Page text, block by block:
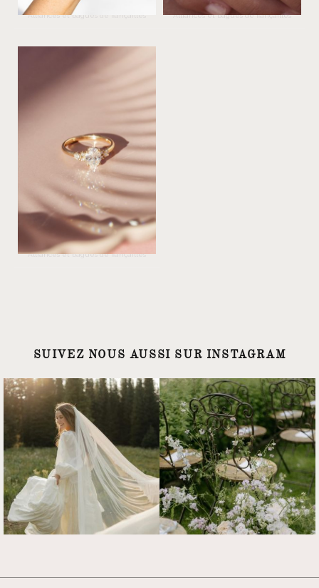
Alliances et bagues de fiançailles Alliances et bagues de fiançailles
Flore & Zéphyr
Alliances et bagues de fiançailles
SUIVEZ NOUS AUSSI SUR INSTAGRAM